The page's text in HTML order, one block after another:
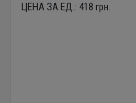
ЦЕНА ЗА ЕД.: 418 грн.